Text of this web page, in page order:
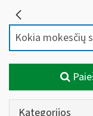
Kategorijos